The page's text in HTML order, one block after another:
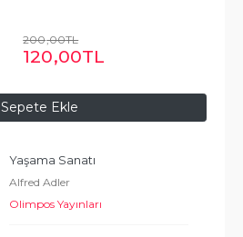
Sepete Ekle
yetişkinler için aynıdır. Bununla
200,00TL
120,00TL
Yaşama Sanatı
Alfred Adler
Olimpos Yayınları